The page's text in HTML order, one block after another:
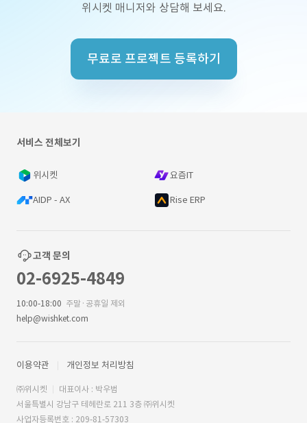
위시켓 매니저와 상담해 보세요.
무료로 프로젝트 등록하기
서비스 전체보기
위시켓 요즘IT
AIDP - AX Rise ERP
고객 문의
02-6925-4849
10:00-18:00 주말·공휴일 제외
help@wishket.com
이용약관 개인정보 처리방침
㈜위시켓
대표이사 : 박우범
서울특별시 강남구 테헤란로 211 3층 ㈜위시켓
사업자등록번호 : 209-81-57303